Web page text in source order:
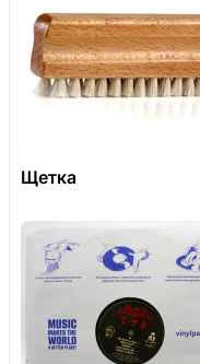
Щетка